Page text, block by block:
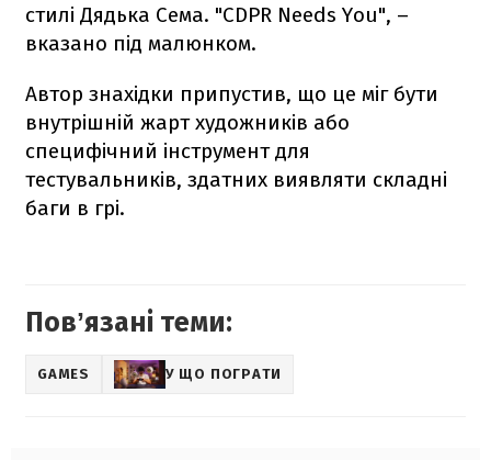
стилі Дядька Сема. "CDPR Needs You", –
вказано під малюнком.
Автор знахідки припустив, що це міг бути
внутрішній жарт художників або
специфічний інструмент для
тестувальників, здатних виявляти складні
баги в грі.
Повʼязані теми:
GAMES У ЩО ПОГРАТИ